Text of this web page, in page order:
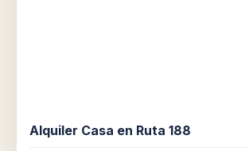
Alquiler Casa en Ruta 188